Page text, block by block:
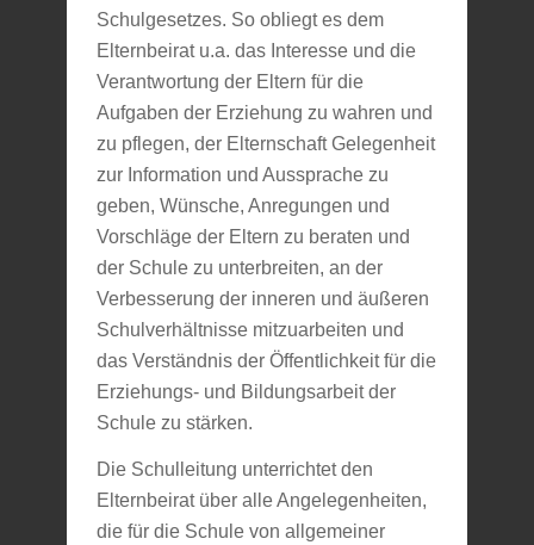
Schulgesetzes. So obliegt es dem
Elternbeirat u.a. das Interesse und die
Verantwortung der Eltern für die
Aufgaben der Erziehung zu wahren und
zu pflegen, der Elternschaft Gelegenheit
zur Information und Aussprache zu
geben, Wünsche, Anregungen und
Vorschläge der Eltern zu beraten und
der Schule zu unterbreiten, an der
Verbesserung der inneren und äußeren
Schulverhältnisse mitzuarbeiten und
das Verständnis der Öffentlichkeit für die
Erziehungs- und Bildungsarbeit der
Schule zu stärken.
Die Schulleitung unterrichtet den
Elternbeirat über alle Angelegenheiten,
die für die Schule von allgemeiner